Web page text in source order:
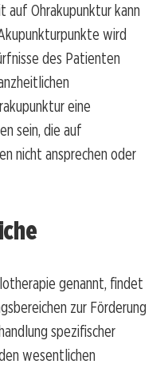
auf Ohrakupunktur kann
wird
des Patienten
eine
sein, die auf
nicht ansprechen oder
genannt, findet
zur Förderung
spezifischer
wesentlichen